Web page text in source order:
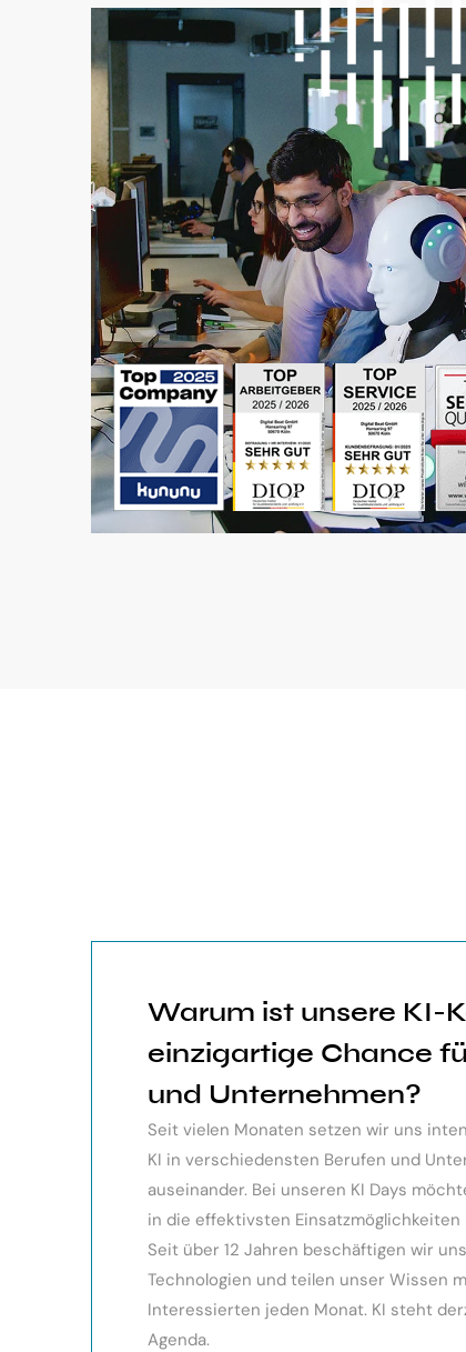
Warum ist unsere KI-
einzigartige Chance
und Unternehmen?
Seit vielen Monaten setzen wir uns
KI in verschiedensten Berufen und
auseinander. Bei unseren KI Days
in die effektivsten
Seit über 12 Jahren beschäftigen wir
Technologien und teilen unser Wissen
Interessierten jeden Monat. KI steht
Agenda.
Der KI Manager Lehrgang
Überblick über alles, was es
Besonders toll: Auf alle
wurden für spezielle
bereitgestellt.
Monika Vietz